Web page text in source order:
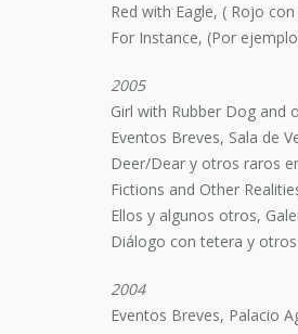
Red with Eagle, ( Rojo
For Instance, (Por
2005
Girl with Rubber Dog and
Eventos Breves, Sala de
Deer/Dear y otros raros
Fictions and Other
Ellos y algunos otros,
Diálogo con tetera y
2004
Eventos Breves, Palacio